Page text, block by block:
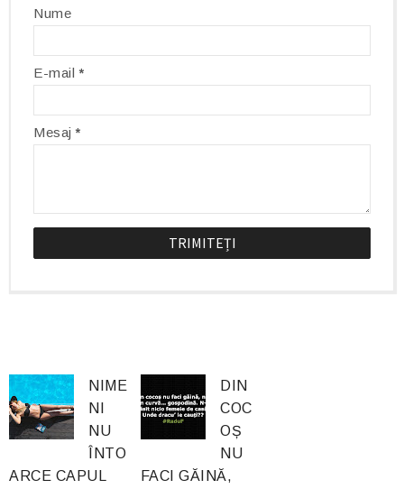
Nume
E-mail*
Mesaj*
NIME
NI
NU
ÎNTO
ARCE CAPUL
DIN
COC
OȘ
NU
FACI GĂINĂ,